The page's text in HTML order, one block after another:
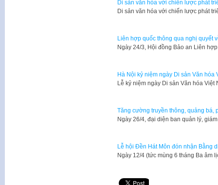
Di sản văn hóa với chiến lược phát
Di sản văn hóa với chiến lược phát
Liên hợp quốc thông qua nghị quyết
Ngày 24/3, Hội đồng Bảo an Liên
Hà Nội kỷ niệm ngày Di sản Văn hóa
Lễ kỷ niệm ngày Di sản Văn hóa
Tăng cường truyền thông, quảng bá,
Ngày 26/4, đại diện ban quản lý,
Lễ hội Đền Hát Môn đón nhận Bằng
Ngày 12/4 (tức mùng 6 tháng Ba âm